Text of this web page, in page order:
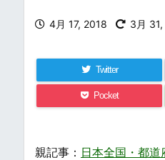
4月 17, 2018 3月
Twitter
Pocket
親記事： 日本全国・都